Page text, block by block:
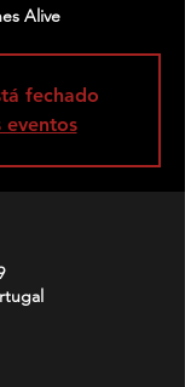
Alive
fechado
eventos